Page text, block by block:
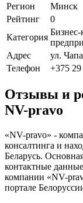
Регион
Минск
Рейтинг
0
Категория
Бизнес-
Адрес
ул.
Телефон
+375
Отзывы и
NV-pravo
«NV-pravo» -
консалтинга и
Беларусь.
контактные
компании «NV-
портале